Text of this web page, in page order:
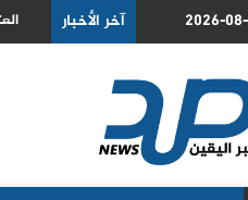
آخر الأخبارجبلية بالزرقاء